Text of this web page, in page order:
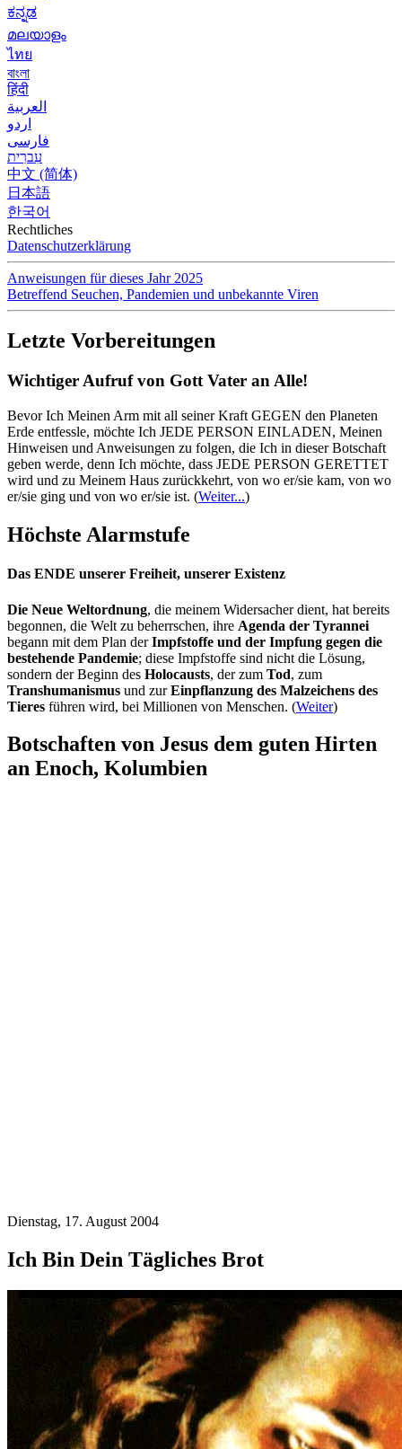
ಕನ್ನಡ
മലയാളം
ไทย
বাংলা
हिंदी
العربية
اردو
فارسی
עִברִית
中文 (简体)
日本語
한국어
Rechtliches
Datenschutzerklärung
Anweisungen für dieses Jahr 2025
Betreffend Seuchen, Pandemien und unbekannte Viren
Letzte Vorbereitungen
Wichtiger Aufruf von Gott Vater an Alle!
Bevor Ich Meinen Arm mit all seiner Kraft GEGEN den Planeten
Erde entfessle, möchte Ich JEDE PERSON EINLADEN, Meinen
Hinweisen und Anweisungen zu folgen, die Ich in dieser Botschaft
geben werde, denn Ich möchte, dass JEDE PERSON GERETTET
wird und zu Meinem Haus zurückkehrt, von wo er/sie kam, von wo
er/sie ging und von wo er/sie ist. (Weiter...)
Höchste Alarmstufe
Das ENDE unserer Freiheit, unserer Existenz
Die Neue Weltordnung, die meinem Widersacher dient, hat bereits
begonnen, die Welt zu beherrschen, ihre Agenda der Tyrannei
begann mit dem Plan derImpfstoffe und der Impfung gegen die
bestehende Pandemie; diese Impfstoffe sind nicht die Lösung,
sondern der Beginn des Holocausts, der zum Tod, zum
Transhumanismus und zurEinpflanzung des Malzeichens des
Tieres führen wird, bei Millionen von Menschen. (Weiter)
Botschaften von Jesus dem guten Hirten
an Enoch, Kolumbien
Dienstag, 17. August 2004
Ich Bin Dein Tägliches Brot